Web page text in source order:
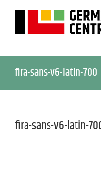
fira-sans-v6-latin-700
fira-sans-v6-latin-